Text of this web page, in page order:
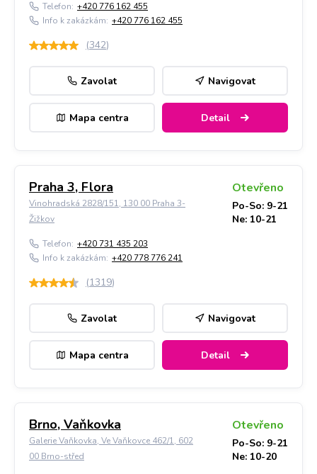
Telefon: +420 776 162 455
Info k zakázkám: +420 776 162 455
(342)
Zavolat Navigovat
Mapa centra Detail
Praha 3, Flora
Vinohradská 2828/151, 130 00 Praha 3-
Žižkov
Otevřeno
Po-So: 9-21
Ne: 10-21
Telefon: +420 731 435 203
Info k zakázkám: +420 778 776 241
(1319)
Zavolat Navigovat
Mapa centra Detail
Brno, Vaňkovka
Galerie Vaňkovka, Ve Vaňkovce 462/1, 602
00 Brno-střed
Otevřeno
Po-So: 9-21
Ne: 10-20